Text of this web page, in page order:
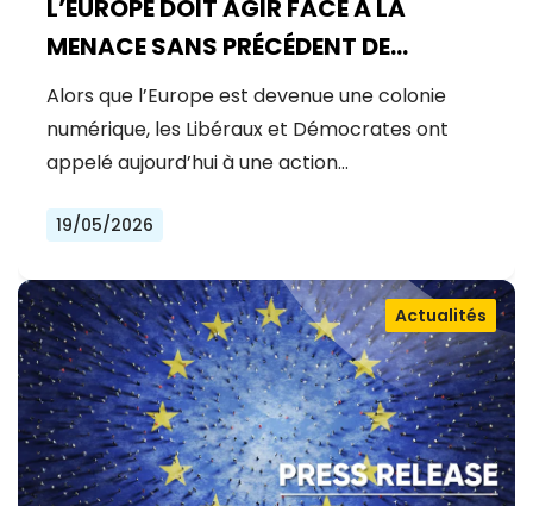
L’EUROPE DOIT AGIR FACE À LA
MENACE SANS PRÉCÉDENT DE
MYTHOS
Alors que l’Europe est devenue une colonie
numérique, les Libéraux et Démocrates ont
appelé aujourd’hui à une action…
19/05/2026
Actualités